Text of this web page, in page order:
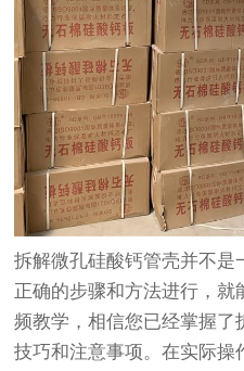
拆解微孔硅酸钙管壳并不是
正确的步骤和方法进行，
频教学，相信您已经掌握了
技巧和注意事项。在实际操